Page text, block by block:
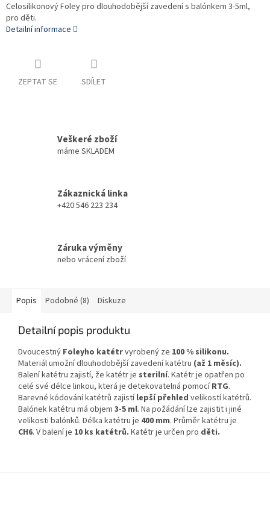
Celosilikonový Foley pro dlouhodobější zavedení s balónkem 3-5ml,
pro děti.
Detailní informace
ZEPTAT SE SDÍLET
Veškeré zboží
máme SKLADEM
Zákaznická linka
+420 546 223 234
Záruka výměny
nebo vrácení zboží
Popis Podobné (8) Diskuze
Detailní popis produktu
Dvoucestný Foleyho katétrvyrobený ze 100 % silikonu.
Materiál umožní dlouhodobější zavedení katétru (až 1 měsíc).
Balení katétru zajistí, že katétr je sterilní. Katétr je opatřen po
celé své délce linkou, která je detekovatelná pomocíRTG.
Barevné kódování katétrů zajistílepší přehled velikostí katétrů.
Balónek katétru má objem 3-5 ml. Na požádání lze zajistit i jiné
velikosti balónků. Délka katétru je 400 mm. Průměr katétru je
CH6. V balení je 10 ks katétrů. Katétr je určen pro děti.